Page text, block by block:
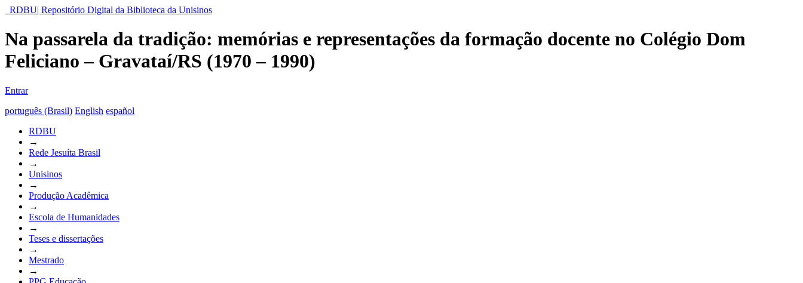
RDBU| Repositório Digital da Biblioteca da Unisinos
Na passarela da tradição: memórias e representações da formação docente no Colégio Dom
Feliciano – Gravataí/RS (1970 – 1990)
Entrar
português (Brasil) English español
RDBU
→
Rede Jesuíta Brasil
→
Unisinos
→
Produção Acadêmica
→
Escola de Humanidades
→
Teses e dissertações
→
Mestrado
→